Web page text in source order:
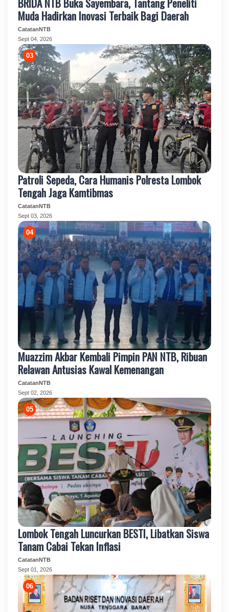
Muda Hadirkan Inovasi Terbaik Bagi Daerah
CatatanNTB
Sept 04, 2026
Patroli Sepeda, Cara Humanis Polresta Lombok
Tengah Jaga Kamtibmas
CatatanNTB
Sept 03, 2026
Muazzim Akbar Kembali Pimpin PAN NTB, Ribuan
Relawan Antusias Kawal Kemenangan
CatatanNTB
Sept 02, 2026
Lombok Tengah Luncurkan BESTI, Libatkan Siswa
Tanam Cabai Tekan Inflasi
CatatanNTB
Sept 01, 2026